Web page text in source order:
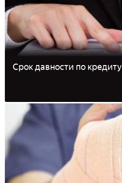
Срок давности по кредиту